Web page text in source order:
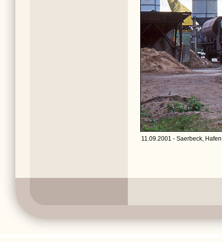
11.09.2001 - Saerbeck,